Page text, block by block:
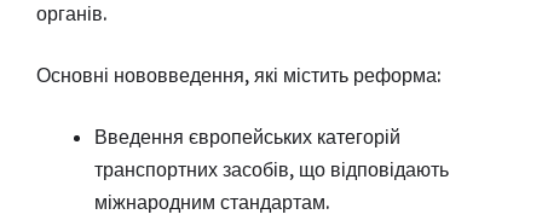
органів.
Основні нововведення, які містить реформа:
Введення європейських категорій
транспортних засобів, що відповідають
міжнародним стандартам.